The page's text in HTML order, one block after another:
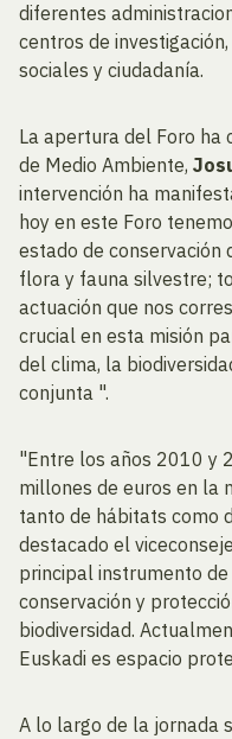
diferentes
centros de
sociales y ciudadanía.
La apertura del Foro ha
de Medio Ambiente,
intervención ha
hoy en este Foro
estado de conservación
flora y fauna silvestre;
actuación que nos
crucial en esta misión
del clima, la
conjunta ".
"Entre los años 2010 y
millones de euros en la
tanto de hábitats como
destacado el
principal instrumento
conservación y
biodiversidad.
Euskadi es espacio
A lo largo de la jornada